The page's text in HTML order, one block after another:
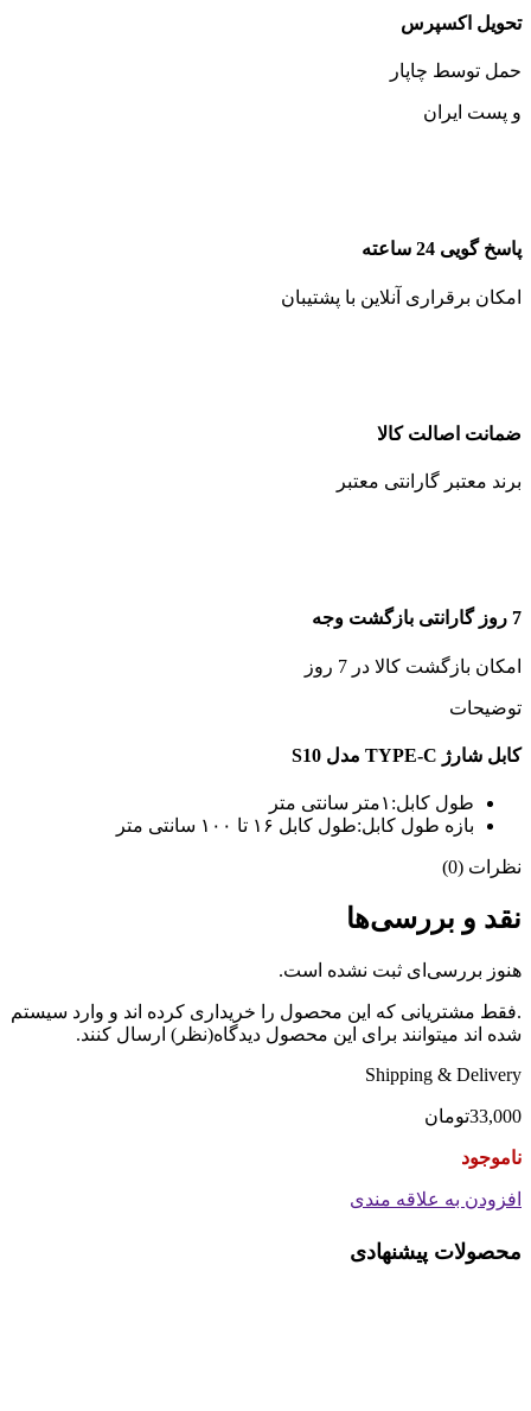
تحویل اکسپرس
حمل توسط چاپار
و پست ایران
پاسخ گویی 24 ساعته
امکان برقراری آنلاین با پشتیبان
ضمانت اصالت کالا
برند معتبر گارانتی معتبر
7 روز گارانتی بازگشت وجه
امکان بازگشت کالا در 7 روز
توضیحات
کابل شارژ TYPE-C مدل S10
طول کابل:۱متر سانتی متر
بازه طول کابل:طول کابل ۱۶ تا ۱۰۰ سانتی متر
نظرات (0)
نقد و بررسی‌ها
هنوز بررسی‌ای ثبت نشده است.
.فقط مشتریانی که این محصول را خریداری کرده اند و وارد سیستم
شده اند میتوانند برای این محصول دیدگاه(نظر) ارسال کنند.
Shipping & Delivery
33,000تومان
ناموجود
افزودن به علاقه مندی
محصولات پیشنهادی